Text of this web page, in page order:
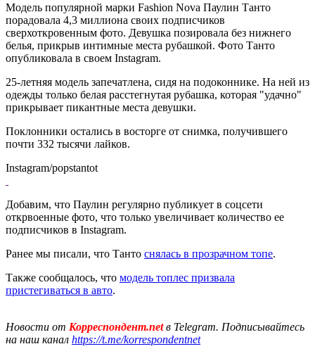
Модель популярной марки Fashion Nova Паулин Танто
порадовала 4,3 миллиона своих подписчиков
сверхоткровенным фото. Девушка позировала без нижнего
белья, прикрыв интимные места рубашкой. Фото Танто
опубликовала в своем Instagram.
25-летняя модель запечатлена, сидя на подоконнике. На ней из
одежды только белая расстегнутая рубашка, которая "удачно"
прикрывает пикантные места девушки.
Поклонники остались в восторге от снимка, получившего
почти 332 тысячи лайков.
Instagram/popstantot
Добавим, что Паулин регулярно публикует в соцсети
открвоенные фото, что только увеличивает количество ее
подписчиков в Instagram.
Ранее мы писали, что Танто снялась в прозрачном топе.
Также сообщалось, что модель топлес призвала
пристегиваться в авто.
Новости от Корреспондент.netв Telegram. Подписывайтесь
на наш канал https://t.me/korrespondentnet